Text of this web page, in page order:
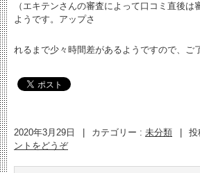
（エキテンさんの審査によって口コミ直後
ようです。アップさ
れるまで少々時間差があるようですので、ご
2020年3月29日 カテゴリー : 未分類 投
ントをどうぞ